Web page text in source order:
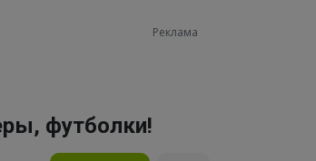
Реклама
футболки!